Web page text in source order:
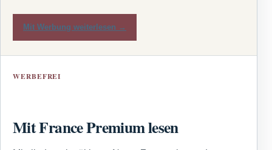
Mit Werbung weiterlesen →
WERBEFREI
Mit France Premium lesen